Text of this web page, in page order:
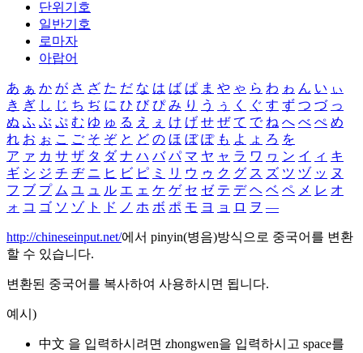
단위기호
일반기호
로마자
아랍어
あ ぁ か が さ ざ た だ な は ば ぱ ま や ゃ ら わ ゎ ん い ぃ
き ぎ し じ ち ぢ に ひ び ぴ み り う ぅ く ぐ す ず つ づ っ
ぬ ふ ぶ ぷ む ゆ ゅ る え ぇ け げ せ ぜ て で ね へ べ ぺ め
れ お ぉ こ ご そ ぞ と ど の ほ ぼ ぽ も よ ょ ろ を
ア ァ カ サ ザ タ ダ ナ ハ バ パ マ ヤ ャ ラ ワ ヮ ン イ ィ キ
ギ シ ジ チ ヂ ニ ヒ ビ ピ ミ リ ウ ゥ ク グ ス ズ ツ ヅ ッ ヌ
フ ブ プ ム ユ ュ ル エ ェ ケ ゲ セ ゼ テ デ ヘ ベ ペ メ レ オ
ォ コ ゴ ソ ゾ ト ド ノ ホ ボ ポ モ ヨ ョ ロ ヲ ―
http://chineseinput.net/에서 pinyin(병음)방식으로 중국어를 변환
할 수 있습니다.
변환된 중국어를 복사하여 사용하시면 됩니다.
예시)
中文 을 입력하시려면 zhongwen을 입력하시고 space를